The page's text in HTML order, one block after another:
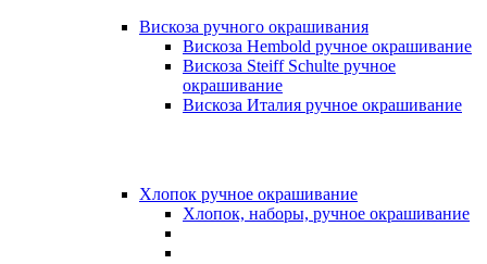
Вискоза ручного окрашивания
Вискоза Hembold ручное окрашивание
Вискоза Steiff Schulte ручное
окрашивание
Вискоза Италия ручное окрашивание
Хлопок ручное окрашивание
Хлопок, наборы, ручное окрашивание